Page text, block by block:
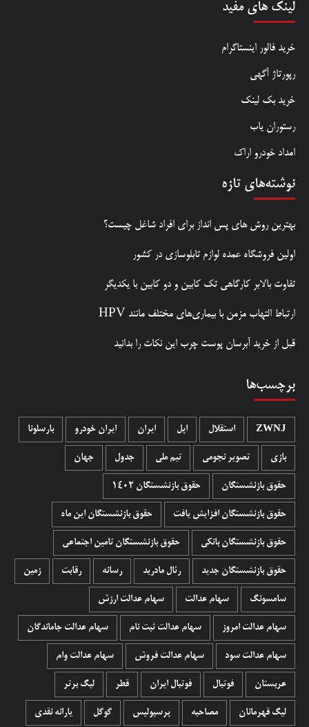
لینک های مفید
خرید فالور اینستاگرام
رپورتاژ آگهی
خرید بک لینک
رستوران یاب
امداد خودرو اراک
نوشته‌های تازه
بهترین روش‌ های پس‌ انداز برای افراد شاغل چیست؟
اولین فروشگاه عمده لوازم تابلوسازی در کشور
تفاوت بالابر کارگاهی تک کابین و دو کابین با یکدیگر
ارتباط التهاب مزمن با بیماری‌های مختلف مانند HPV
قبل از خرید آبرسان پوست چرب این نکات را بدانید
برچسب‌ها
ZWNJ استقلال اپل ایران ایران خودرو بارسلونا
بازی تصویر نجومی تیم ملی جدول جهان
حقوق بازنشستگان حقوق بازنشستگان 1402
حقوق بازنشستگان افزایش یافت حقوق بازنشستگان این ماه
حقوق بازنشستگان بانکی حقوق بازنشستگان تامین اجتماعی
حقوق بازنشستگان جدید رئال مادرید رسانه رقابت زمین
سامسونگ سهام عدالت سهام عدالت ارزش
سهام عدالت امروز سهام عدالت ثبت نام سهام عدالت جاماندگان
سهام عدالت سود سهام عدالت فروش سهام عدالت وام
عربستان فوتبال فوتبال ایران قطر لیگ برتر
لیگ قهرمانان مصاحبه پرسپولیس گوگل یارانه نقدی